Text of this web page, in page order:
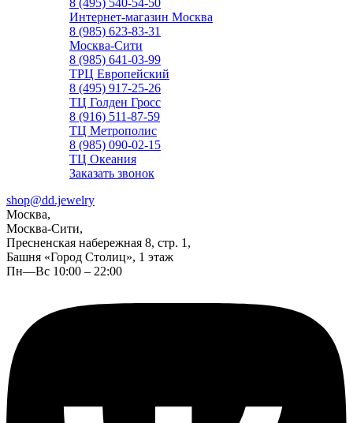
8 (495) 540-54-50
Интернет-магазин Москва
8 (985) 623-83-31
Москва-Сити
8 (985) 641-03-99
ТРЦ Европейский
8 (495) 917-25-26
ТЦ Голден Гросс
8 (916) 511-87-59
ТЦ Метрополис
8 (985) 090-02-15
ТЦ Океания
Заказать звонок
shop@dd.jewelry
Москва,
Москва-Сити,
Пресненская набережная 8, стр. 1,
Башня «Город Столиц», 1 этаж
Пн—Вс 10:00 – 22:00